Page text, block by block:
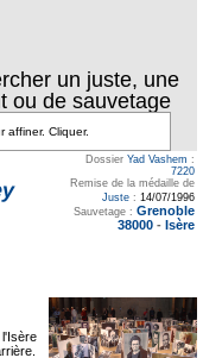
un juste, une
ou de sauvetage
Dossier Yad Vashem :
7220
Remise de la médaille de
Juste : 14/07/1996
Sauvetage : Grenoble
38000 - Isère